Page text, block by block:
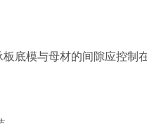
底模与母材的间隙应控制